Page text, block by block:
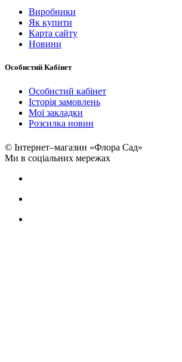
Виробники
Як купити
Карта сайту
Новини
Особистий Кабінет
Особистий кабінет
Історія замовлень
Мої закладки
Розсилка новин
© Інтернет–магазин «Флора Сад»
Ми в соціальних мережах